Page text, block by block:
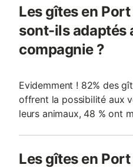
Les gîtes en
sont-ils adaptés
compagnie ?
Evidemment ! 82% des
offrent la possibilité aux
leurs animaux, 48 % ont
Les gîtes en